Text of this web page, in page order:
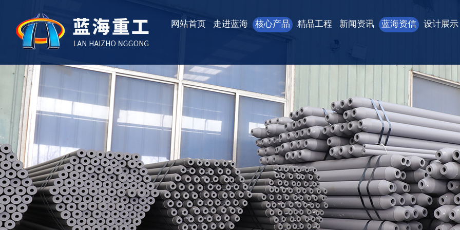
网站首页 走进蓝海 核心产品 精品工程 新闻资讯 蓝海资信 设计展示